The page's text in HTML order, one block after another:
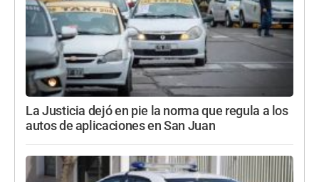
La Justicia dejó en pie la norma que regula a los
autos de aplicaciones en San Juan